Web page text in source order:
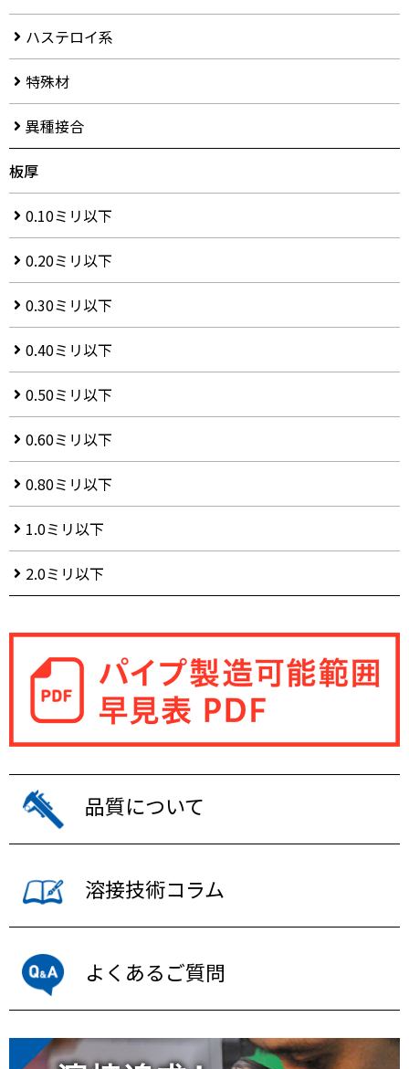
ハステロイ系
特殊材
異種接合
板厚
0.10ミリ以下
0.20ミリ以下
0.30ミリ以下
0.40ミリ以下
0.50ミリ以下
0.60ミリ以下
0.80ミリ以下
1.0ミリ以下
2.0ミリ以下
品質について
溶接技術コラム
よくあるご質問